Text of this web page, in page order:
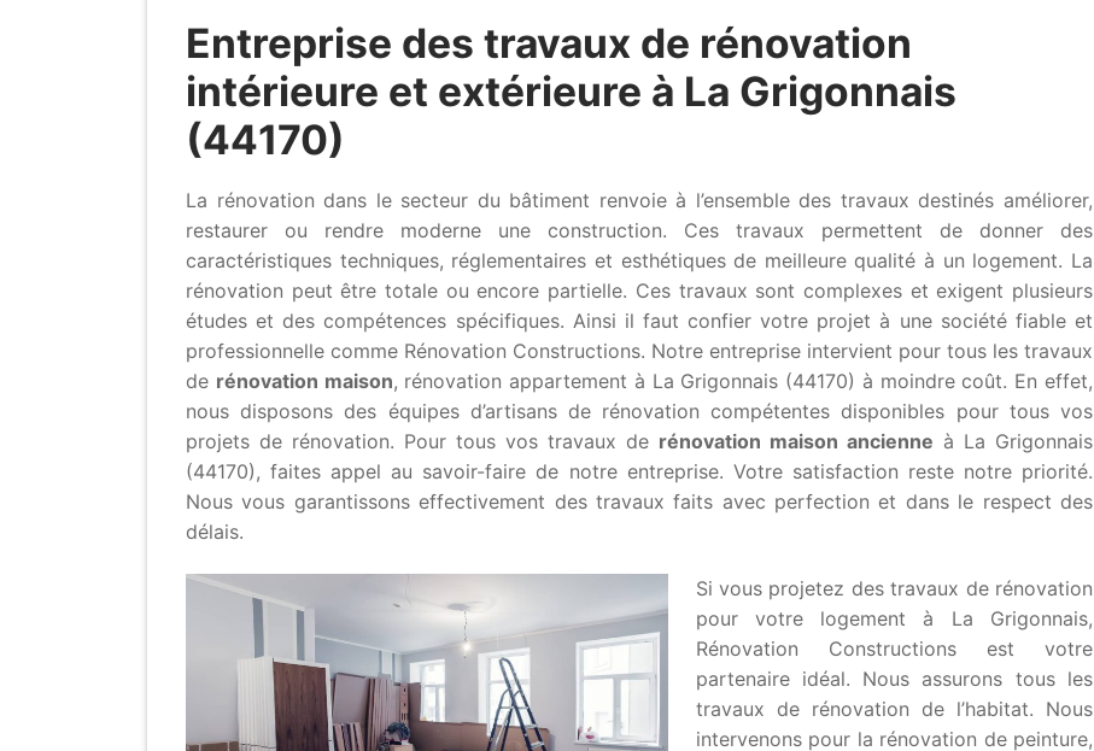
Entreprise des travaux de rénovation
intérieure et extérieure à La Grigonnais
(44170)
La rénovation dans le secteur du bâtiment renvoie à l’ensemble des travaux destinés améliorer,
restaurer ou rendre moderne une construction. Ces travaux permettent de donner des
caractéristiques techniques, réglementaires et esthétiques de meilleure qualité à un logement. La
rénovation peut être totale ou encore partielle. Ces travaux sont complexes et exigent plusieurs
études et des compétences spécifiques. Ainsi il faut confier votre projet à une société fiable et
professionnelle comme Rénovation Constructions. Notre entreprise intervient pour tous les travaux
de rénovation maison, rénovation appartement à La Grigonnais (44170) à moindre coût. En effet,
nous disposons des équipes d’artisans de rénovation compétentes disponibles pour tous vos
projets de rénovation. Pour tous vos travaux de rénovation maison ancienne à La Grigonnais
(44170), faites appel au savoir-faire de notre entreprise. Votre satisfaction reste notre priorité.
Nous vous garantissons effectivement des travaux faits avec perfection et dans le respect des
délais.
Si vous projetez des travaux de rénovation
pour votre logement à La Grigonnais,
Rénovation Constructions est votre
partenaire idéal. Nous assurons tous les
travaux de rénovation de l’habitat. Nous
intervenons pour la rénovation de peinture,